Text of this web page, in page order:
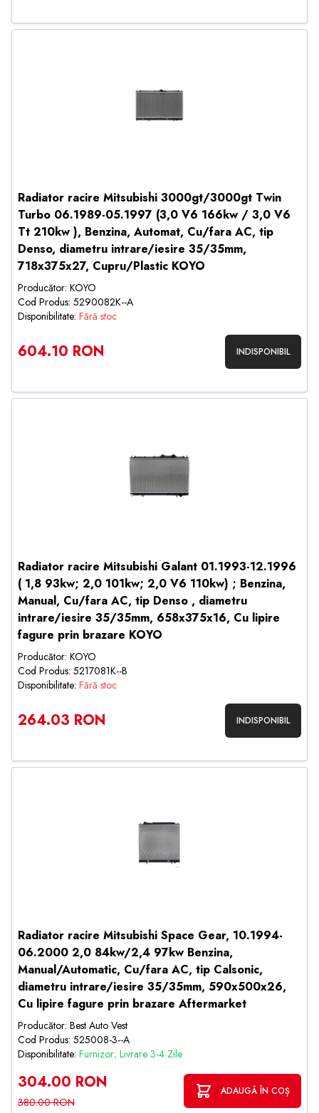
Radiator racire Mitsubishi 3000gt/3000gt Twin
Turbo 06.1989-05.1997 (3,0 V6 166kw / 3,0 V6
Tt 210kw ), Benzina, Automat, Cu/fara AC, tip
Denso, diametru intrare/iesire 35/35mm,
718x375x27, Cupru/Plastic KOYO
Producător: KOYO
Cod Produs: 5290082K--A
Disponibilitate: Fără stoc
604.10 RON INDISPONIBIL
Radiator racire Mitsubishi Galant 01.1993-12.1996
( 1,8 93kw; 2,0 101kw; 2,0 V6 110kw) ; Benzina,
Manual, Cu/fara AC, tip Denso , diametru
intrare/iesire 35/35mm, 658x375x16, Cu lipire
fagure prin brazare KOYO
Producător: KOYO
Cod Produs: 5217081K--B
Disponibilitate: Fără stoc
264.03 RON INDISPONIBIL
Radiator racire Mitsubishi Space Gear, 10.1994-
06.2000 2,0 84kw/2,4 97kw Benzina,
Manual/Automatic, Cu/fara AC, tip Calsonic,
diametru intrare/iesire 35/35mm, 590x500x26,
Cu lipire fagure prin brazare Aftermarket
Producător: Best Auto Vest
Cod Produs: 525008-3--A
Disponibilitate: Furnizor; Livrare 3-4 Zile
304.00 RON
380.00 RON
ADAUGĂ ÎN COȘ